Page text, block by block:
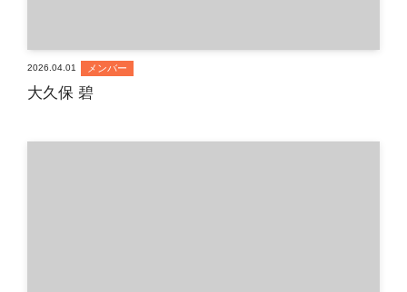
大久保 碧
2026.04.01 メンバー